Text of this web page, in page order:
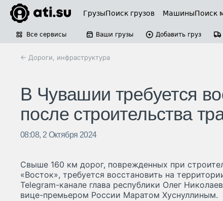
ГрузыПоиск грузов МашиныПоиск
Все сервисы Ваши грузы Добавить груз
← Дороги, инфраструктура
В Чувашии требуется
после строительства
08:08, 2 Октября 2024
Свыше 160 км дорог, поврежденных при
«Восток», требуется восстановить на
Telegram-канале глава республики Олег
вице-премьером России Маратом Хуснуллиным.